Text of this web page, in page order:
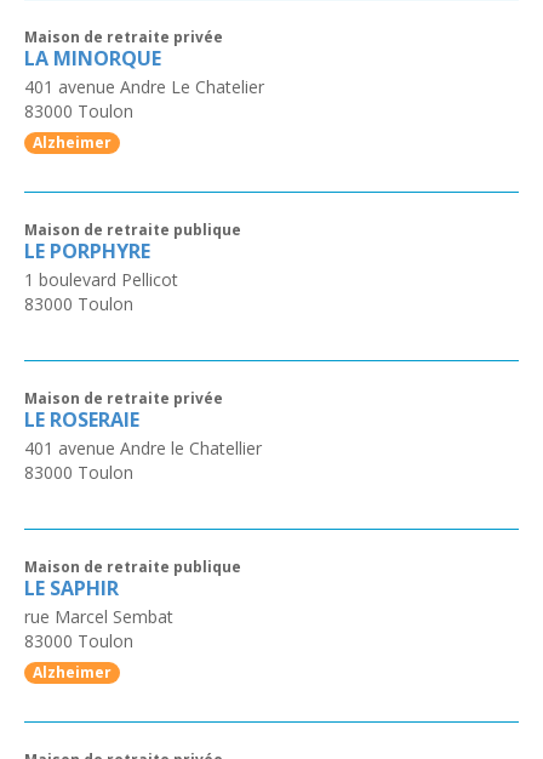
Maison de retraite privée
LA MINORQUE
401 avenue Andre Le Chatelier
83000 Toulon
Alzheimer
Maison de retraite publique
LE PORPHYRE
1 boulevard Pellicot
83000 Toulon
Maison de retraite privée
LE ROSERAIE
401 avenue Andre le Chatellier
83000 Toulon
Maison de retraite publique
LE SAPHIR
rue Marcel Sembat
83000 Toulon
Alzheimer